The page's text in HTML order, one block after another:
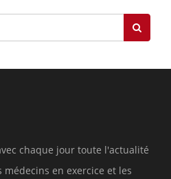
chaque jour toute l'actualité
en exercice et les